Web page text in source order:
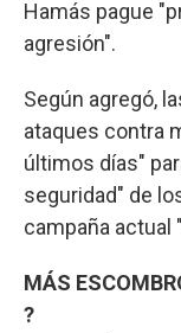
Hamás pague
agresión".
Según agregó,
ataques contra
últimos días"
seguridad" de
campaña actual
MÁS
?